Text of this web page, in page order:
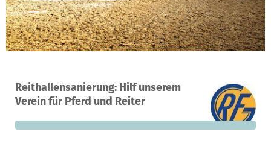
Reithallensanierung: Hilf unserem
Verein für Pferd und Reiter
A project in Göppingen, Germany
0 0% €70,000
still needed